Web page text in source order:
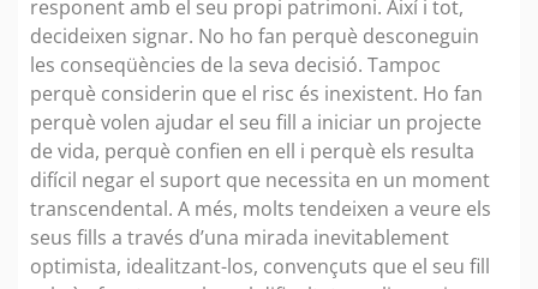
responent amb el seu propi patrimoni. Així i tot,
decideixen signar. No ho fan perquè desconeguin
les conseqüències de la seva decisió. Tampoc
perquè considerin que el risc és inexistent. Ho fan
perquè volen ajudar el seu fill a iniciar un projecte
de vida, perquè confien en ell i perquè els resulta
difícil negar el suport que necessita en un moment
transcendental. A més, molts tendeixen a veure els
seus fills a través d’una mirada inevitablement
optimista, idealitzant-los, convençuts que el seu fill